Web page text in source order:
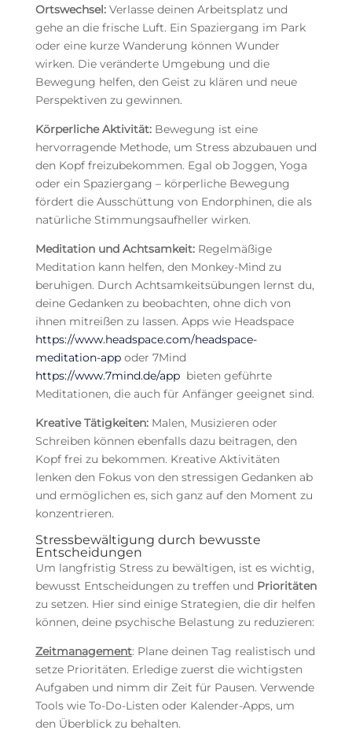
Ortswechsel:Verlasse deinen Arbeitsplatz und
gehe an die frische Luft. Ein Spaziergang im Park
oder eine kurze Wanderung können Wunder
wirken. Die veränderte Umgebung und die
Bewegung helfen, den Geist zu klären und neue
Perspektiven zu gewinnen.
Körperliche Aktivität:Bewegung ist eine
hervorragende Methode, um Stress abzubauen und
den Kopf freizubekommen. Egal ob Joggen, Yoga
oder ein Spaziergang – körperliche Bewegung
fördert die Ausschüttung von Endorphinen, die als
natürliche Stimmungsaufheller wirken.
Meditation und Achtsamkeit:Regelmäßige
Meditation kann helfen, den Monkey-Mind zu
beruhigen. Durch Achtsamkeitsübungen lernst du,
deine Gedanken zu beobachten, ohne dich von
ihnen mitreißen zu lassen. Apps wie Headspace
https://www.headspace.com/headspace-
meditation-appoder 7Mind
https://www.7mind.de/appbieten geführte
Meditationen, die auch für Anfänger geeignet sind.
Kreative Tätigkeiten:Malen, Musizieren oder
Schreiben können ebenfalls dazu beitragen, den
Kopf frei zu bekommen. Kreative Aktivitäten
lenken den Fokus von den stressigen Gedanken ab
und ermöglichen es, sich ganz auf den Moment zu
konzentrieren.
Stressbewältigung durch bewusste
Entscheidungen
Um langfristig Stress zu bewältigen, ist es wichtig,
bewusst Entscheidungen zu treffen und Prioritäten
zu setzen. Hier sind einige Strategien, die dir helfen
können, deine psychische Belastung zu reduzieren:
Zeitmanagement: Plane deinen Tag realistisch und
setze Prioritäten. Erledige zuerst die wichtigsten
Aufgaben und nimm dir Zeit für Pausen. Verwende
Tools wie To-Do-Listen oder Kalender-Apps, um
den Überblick zu behalten.